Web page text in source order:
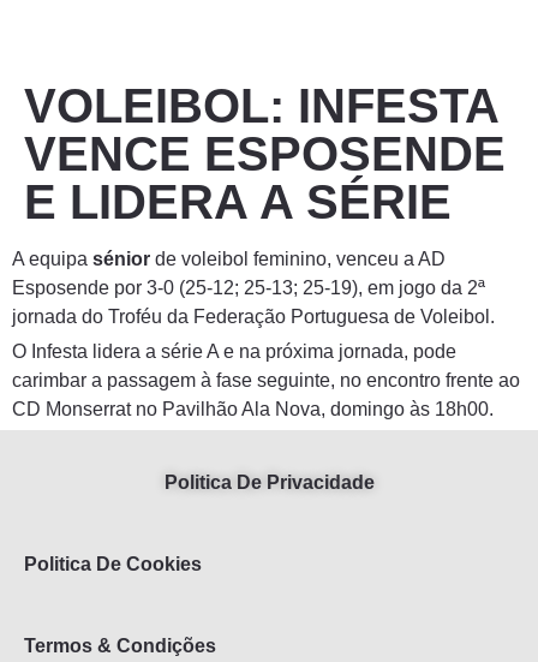
VOLEIBOL: INFESTA
VENCE ESPOSENDE
E LIDERA A SÉRIE
A equipa sénior de voleibol feminino, venceu a AD
Esposende por 3-0 (25-12; 25-13; 25-19), em jogo da 2ª
jornada do Troféu da Federação Portuguesa de Voleibol.
O Infesta lidera a série A e na próxima jornada, pode
carimbar a passagem à fase seguinte, no encontro frente ao
CD Monserrat no Pavilhão Ala Nova, domingo às 18h00.
Politica De Privacidade
Politica De Cookies
Termos & Condições